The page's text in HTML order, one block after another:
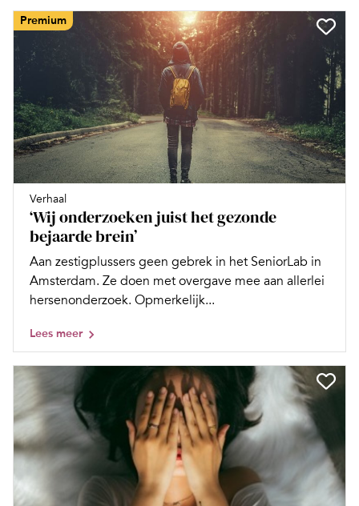
Premium
Verhaal
‘Wij onderzoeken juist het gezonde
bejaarde brein’
Aan zestigplussers geen gebrek in het SeniorLab in
Amsterdam. Ze doen met overgave mee aan allerlei
hersenonderzoek. Opmerkelijk...
Lees meer